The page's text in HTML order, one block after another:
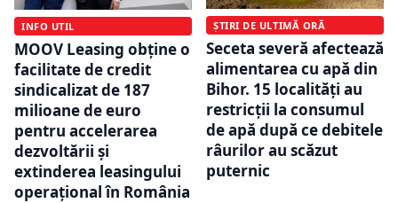
INFO UTIL
MOOV Leasing obține o
facilitate de credit
sindicalizat de 187
milioane de euro
pentru accelerarea
dezvoltării și
extinderea leasingului
operațional în România
ȘTIRI DE ULTIMĂ ORĂ
Seceta severă afectează
alimentarea cu apă din
Bihor. 15 localități au
restricții la consumul
de apă după ce debitele
râurilor au scăzut
puternic